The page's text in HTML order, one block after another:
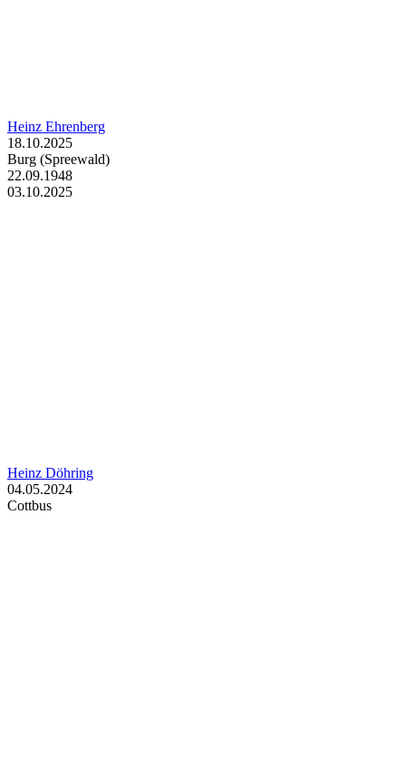
Heinz Ehrenberg
18.10.2025
Burg (Spreewald)
22.09.1948
03.10.2025
Heinz Döhring
04.05.2024
Cottbus